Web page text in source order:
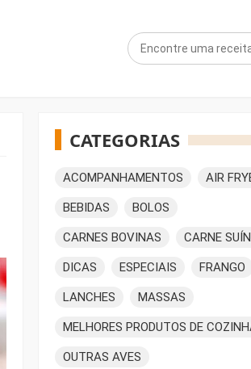
CATEGORIAS
ACOMPANHAMENTOS AIR
BEBIDAS BOLOS
CARNES BOVINAS CARNE
DICAS ESPECIAIS FRANGO
LANCHES MASSAS
MELHORES PRODUTOS DE
OUTRAS AVES